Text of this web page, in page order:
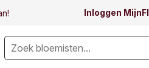
Inloggen